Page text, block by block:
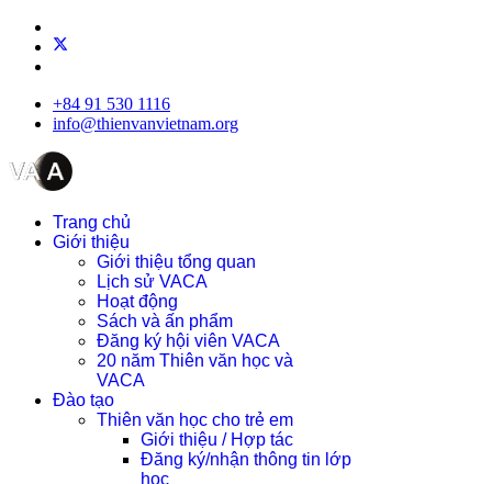
+84 91 530 1116
info@thienvanvietnam.org
Trang chủ
Giới thiệu
Giới thiệu tổng quan
Lịch sử VACA
Hoạt động
Sách và ấn phẩm
Đăng ký hội viên VACA
20 năm Thiên văn học và
VACA
Đào tạo
Thiên văn học cho trẻ em
Giới thiệu / Hợp tác
Đăng ký/nhận thông tin lớp
học